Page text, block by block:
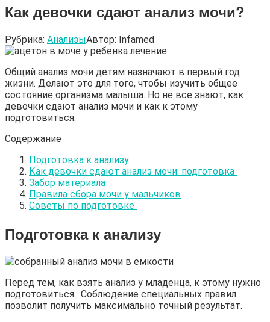
Как девочки сдают анализ мочи?
Рубрика: АнализыАвтор: Infamed
Общий анализ мочи детям назначают в первый год
жизни. Делают это для того, чтобы изучить общее
состояние организма малыша. Но не все знают, как
девочки сдают анализ мочи и как к этому
подготовиться.
Содержание
Подготовка к анализу
Как девочки сдают анализ мочи: подготовка
Забор материала
Правила сбора мочи у мальчиков
Советы по подготовке
Подготовка к анализу
Перед тем, как взять анализ у младенца, к этому нужно
подготовиться. Соблюдение специальных правил
позволит получить максимально точный результат.